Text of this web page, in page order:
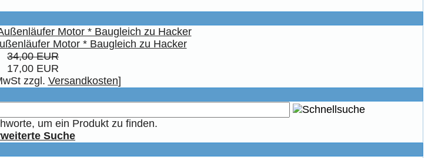
Motor * Baugleich zu Hacker
34,00 EUR
17,00 EUR
zzgl. Versandkosten]
um ein Produkt zu finden.
Suche